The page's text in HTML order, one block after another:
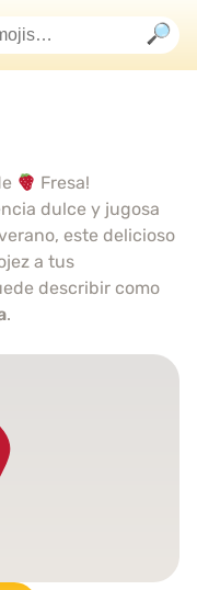
Fresa!
dulce y jugosa
este delicioso
a tus
describir como
.